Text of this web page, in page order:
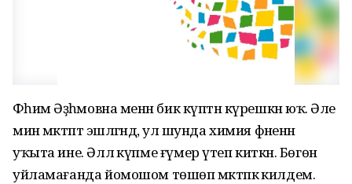
Фәһимә Әҙһәмовна менән бик күптән күрешкән юҡ. Әле
мин мәктәптә эшләгәндә, ул шунда химия фәненән
уҡыта ине. Әллә күпме ғүмер үтеп киткән. Бөгөн
уйламағанда йомошом төшөп мәктәпкә килдем.